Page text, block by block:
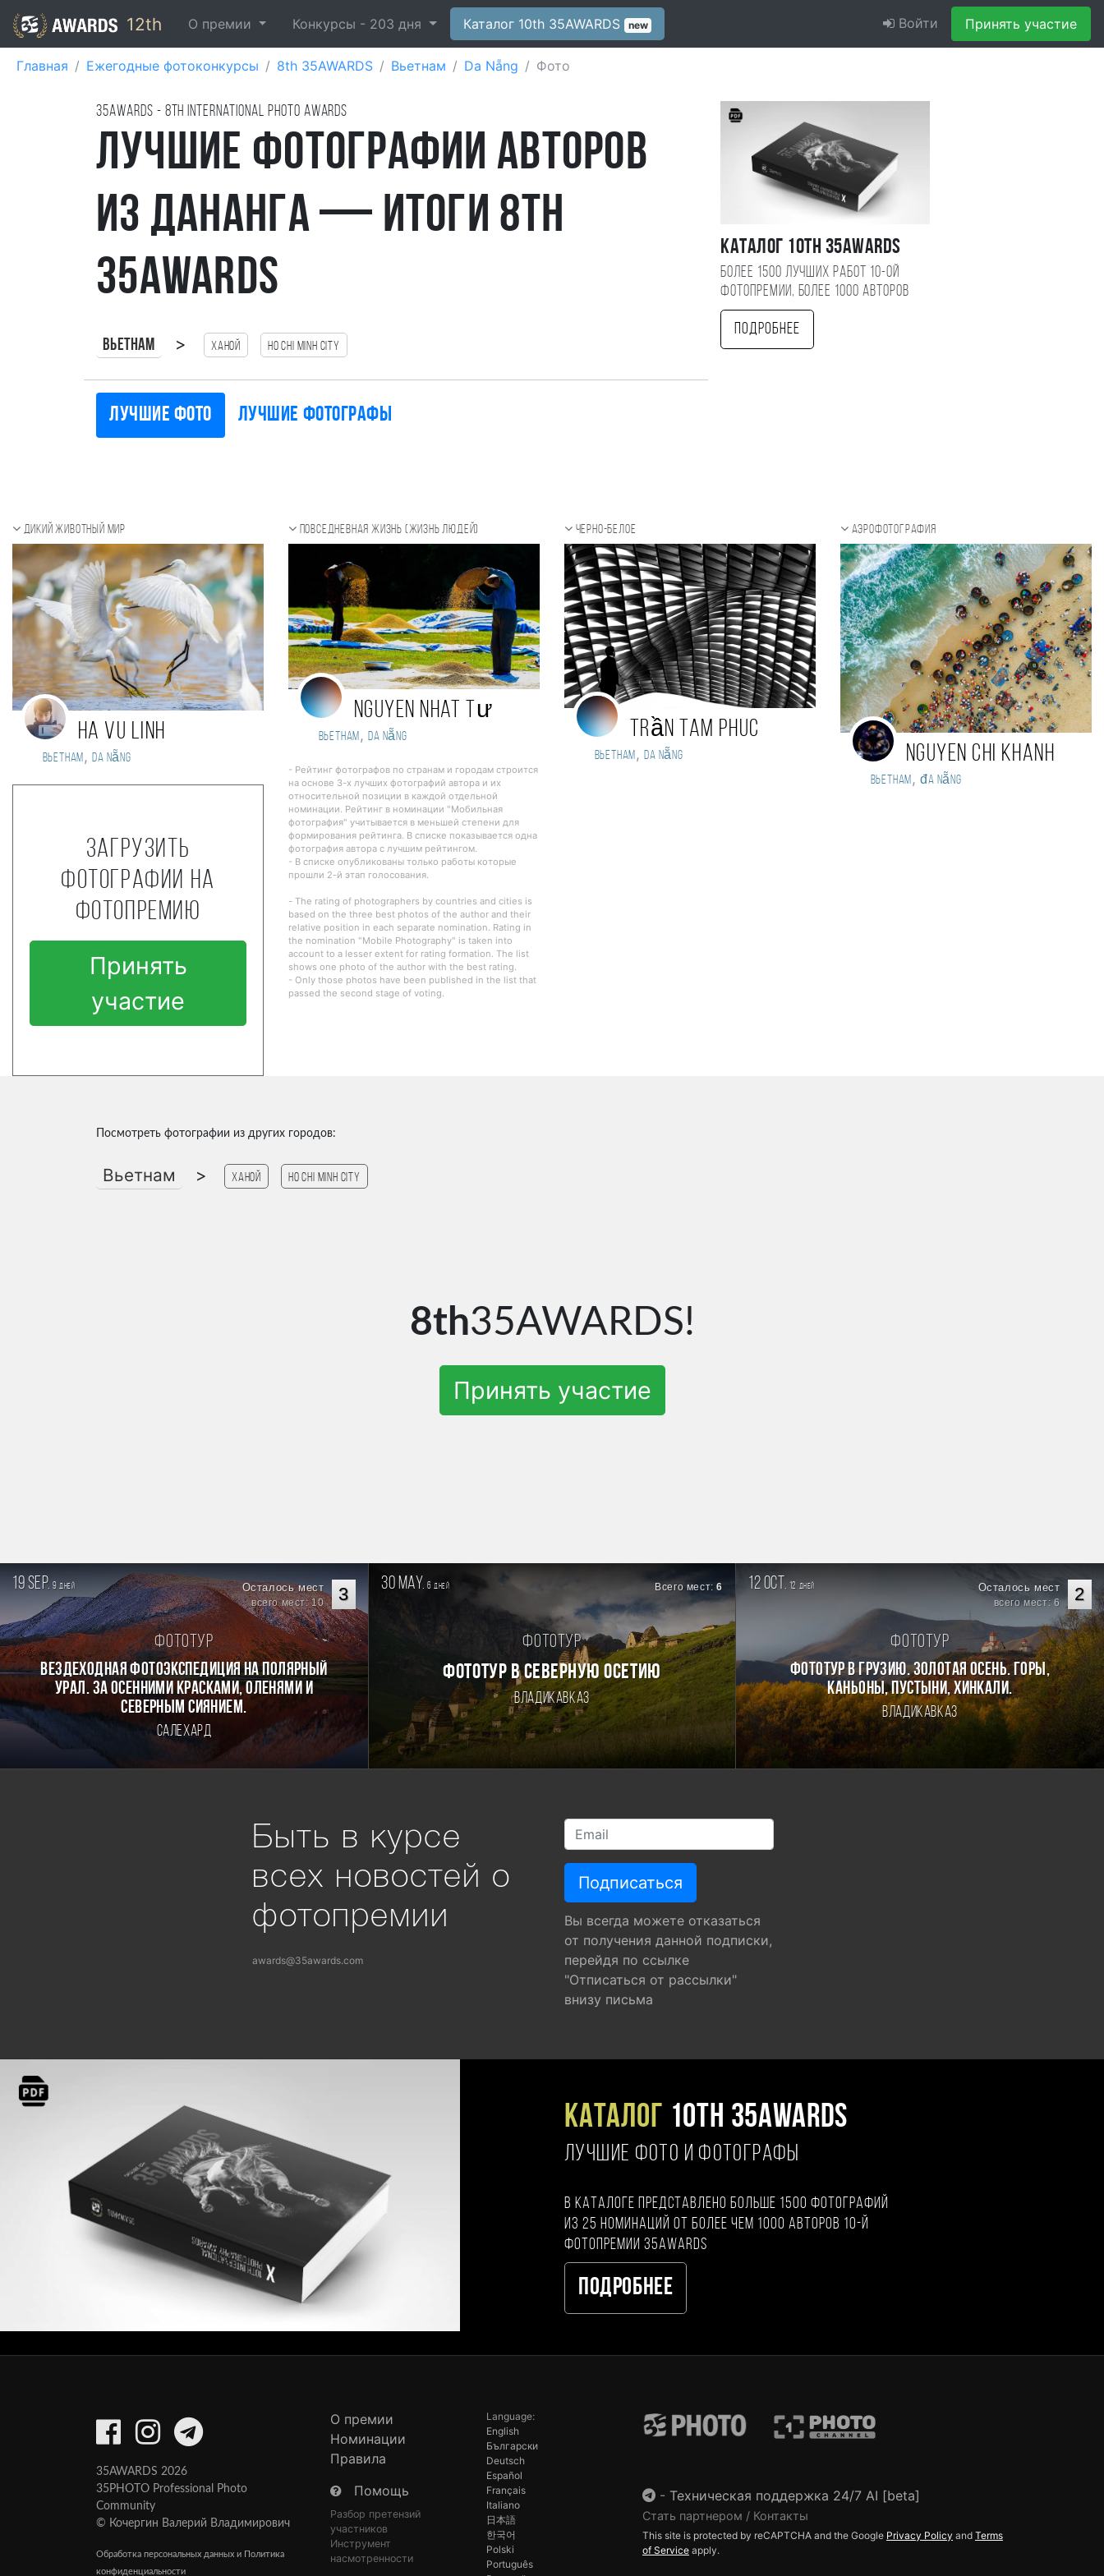
12th О премии Конкурсы - 203 дня Каталог 10th 35AWARDS new Войти Принять участие
Главная Ежегодные фотоконкурсы 8th 35AWARDS Вьетнам Da Nẵng Фото
35AWARDS - 8TH international photo awards
Лучшие фотографии авторов
из Дананга — итоги 8th
35AWARDS
Вьетнам > Ханой Ho Chi Minh City
Лучшие фото Лучшие фотографы
Каталог 10TH 35AWARDS
Более 1500 лучших работ 10-ой
фотопремии, более 1000 авторов
Подробнее
Дикий животный мир
Ha Vu Linh
Вьетнам, Da Nẵng
Загрузить
фотографии на
фотопремию
Принять
участие
Повседневная жизнь (Жизнь людей)
Nguyen Nhat Tư
Вьетнам , Da Nẵng
- Рейтинг фотографов по странам и городам строится
на основе 3-х лучших фотографий автора и их
относительной позиции в каждой отдельной
номинации. Рейтинг в номинации "Мобильная
фотография" учитывается в меньшей степени для
формирования рейтинга. В списке показывается одна
фотография автора с лучшим рейтингом.
- В списке опубликованы только работы которые
прошли 2-й этап голосования.
- The rating of photographers by countries and cities is
based on the three best photos of the author and their
relative position in each separate nomination. Rating in
the nomination "Mobile Photography" is taken into
account to a lesser extent for rating formation. The list
shows one photo of the author with the best rating.
- Only those photos have been published in the list that
passed the second stage of voting.
Черно-белое
Trần Tam Phuc
Вьетнам, Da Nẵng
Аэрофотография
Nguyen Chi Khanh
Вьетнам , đa nẵng
Посмотреть фотографии из других городов:
Вьетнам > Ханой Ho Chi Minh City
8th35AWARDS!
Принять участие
19 sep. 9дней 3
Осталось мест
всего мест: 10
Фототур
Вездеходная фотоэкспедиция на Полярный
Урал. За осенними красками, оленями и
северным сиянием.
Салехард
30 may. 6дней Всего мест:6
Фототур
ФОТОТУР В СЕВЕРНУЮ ОСЕТИЮ
Владикавказ
12 oct. 12 дней 2
Осталось мест
всего мест: 6
Фототур
Фототур в Грузию. Золотая осень. Горы,
каньоны, пустыни, хинкали.
Владикавказ
Быть в курсе
всех новостей о
фотопремии
awards@35awards.com
Вы всегда можете отказаться
от получения данной подписки,
перейдя по ссылке
"Отписаться от рассылки"
внизу письма
Каталог 10TH 35AWARDS
ЛУЧШИЕ ФОТО И ФОТОГРАФЫ
В каталоге представлено больше 1500 фотографий
из 25 номинаций от более чем 1000 авторов 10-й
фотопремии 35AWARDS
Подробнее
35AWARDS 2026
35PHOTO Professional Photo
Community
© Кочергин Валерий Владимирович
Обработка персональных данных и Политика
конфиденциальности
О премии
Номинации
Правила
Помощь
Разбор претензий
участников
Инструмент
насмотренности
Language:
English
Български
Deutsch
Español
Français
Italiano
日本語
한국어
Polski
Português
- Техническая поддержка 24/7 AI [beta]
Стать партнером / Контакты
This site is protected by reCAPTCHA and the Google Privacy Policy and Terms
of Service apply.